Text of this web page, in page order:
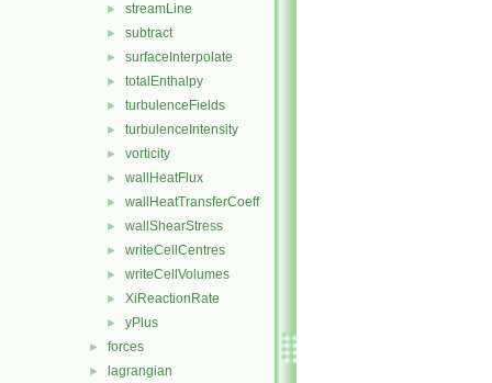
► streamLine
► subtract
► surfaceInterpolate
► totalEnthalpy
► turbulenceFields
► turbulenceIntensity
► vorticity
► wallHeatFlux
► wallHeatTransferCoeff
► wallShearStress
► writeCellCentres
► writeCellVolumes
► XiReactionRate
► yPlus
► forces
► lagrangian